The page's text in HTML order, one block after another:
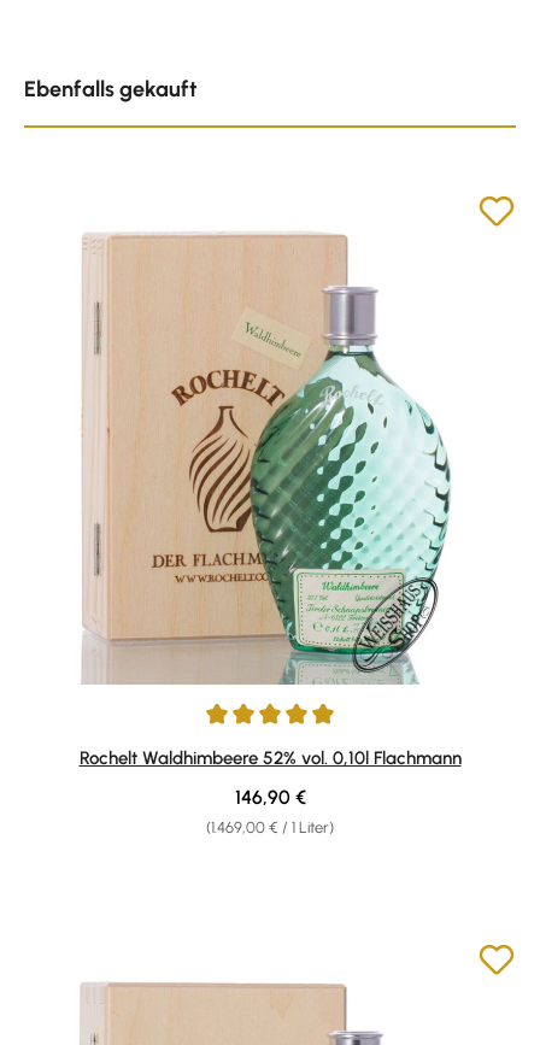
Ebenfalls gekauft
Durchschnittliche Bewertung von 5 von 5 Sternen
Rochelt Waldhimbeere 52% vol. 0,10l Flachmann
(1.469,00 € / 1 Liter)
Regulärer Preis:
146,90 €